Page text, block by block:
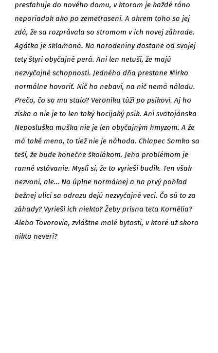
presťahuje do nového domu, v ktorom je každé ráno
neporiadok ako po zemetrasení. A okrem toho sa jej
zdá, že sa rozprávala so stromom v ich novej záhrade.
Agátka je sklamaná. Na narodeniny dostane od svojej
tety štyri obyčajné perá. Ani len netuší, že majú
nezvyčajné schopnosti. Jedného dňa prestane Mirko
normálne hovoriť. Nič ho nebaví, na nič nemá náladu.
Prečo, čo sa mu stalo? Veronika túži po psíkovi. Aj ho
získa a nie je to len taký hocijaký psík. Ani svätojánska
Neposluška muška nie je len obyčajným hmyzom. A že
má také meno, to tiež nie je náhoda. Chlapec Samko sa
teší, že bude konečne školákom. Jeho problémom je
ranné vstávanie. Myslí si, že to vyrieši budík. Ten však
nezvoní, ale… Na úplne normálnej a na prvý pohľad
bežnej ulici sa odrazu dejú nezvyčajné veci. Čo sú to za
záhady? Vyrieši ich niekto? Žeby prísna teta Kornélia?
Alebo Tovorovia, zvláštne malé bytosti, v ktoré už skoro
nikto neverí?